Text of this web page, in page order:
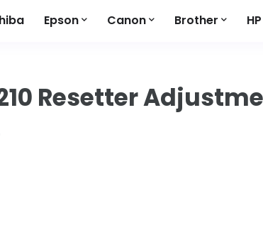
Epson Canon Brother HP
Resetter